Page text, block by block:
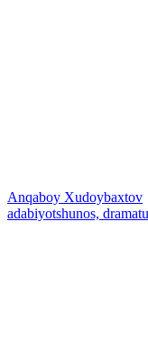
Anqaboy Xudoybaxtov
adabiyotshunos,